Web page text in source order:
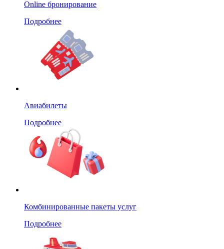
Online бронирование
Подробнее
Авиабилеты
Подробнее
Комбинированные пакеты услуг
Подробнее